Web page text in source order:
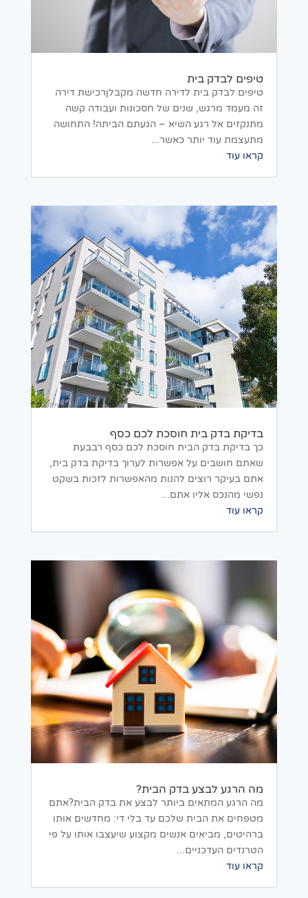
טיפים לבדק בית
טיפים לבדק בית לדירה חדשה מקבלןרכישת דירה
זה מעמד מרגש, שנים של חסכונות ועבודה קשה
מתנקזים אל רגע השיא – הגעתם הביתה! התחושה
מתעצמת עוד יותר כאשר...
קראו עוד
בדיקת בדק בית חוסכת לכם כסף
כך בדיקת בדק הבית חוסכת לכם כסף רבבעת
שאתם חושבים על אפשרות לערוך בדיקת בדק בית,
אתם בעיקר רוצים להנות מהאפשרות לזכות בשקט
נפשי מהנכס אליו אתם...
קראו עוד
מה הרגע לבצע בדק הבית?
מה הרגע המתאים ביותר לבצע את בדק הבית?אתם
מטפחים את הבית שלכם עד בלי די: מחדשים אותו
ברהיטים, מביאים אנשים מקצוע שיעצבו אותו על פי
הטרנדים העדכניים...
קראו עוד